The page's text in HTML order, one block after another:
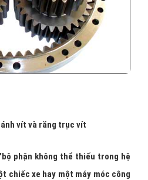
vít và răng trục vít
phận không thể thiếu trong hệ
chiếc xe hay một máy móc công